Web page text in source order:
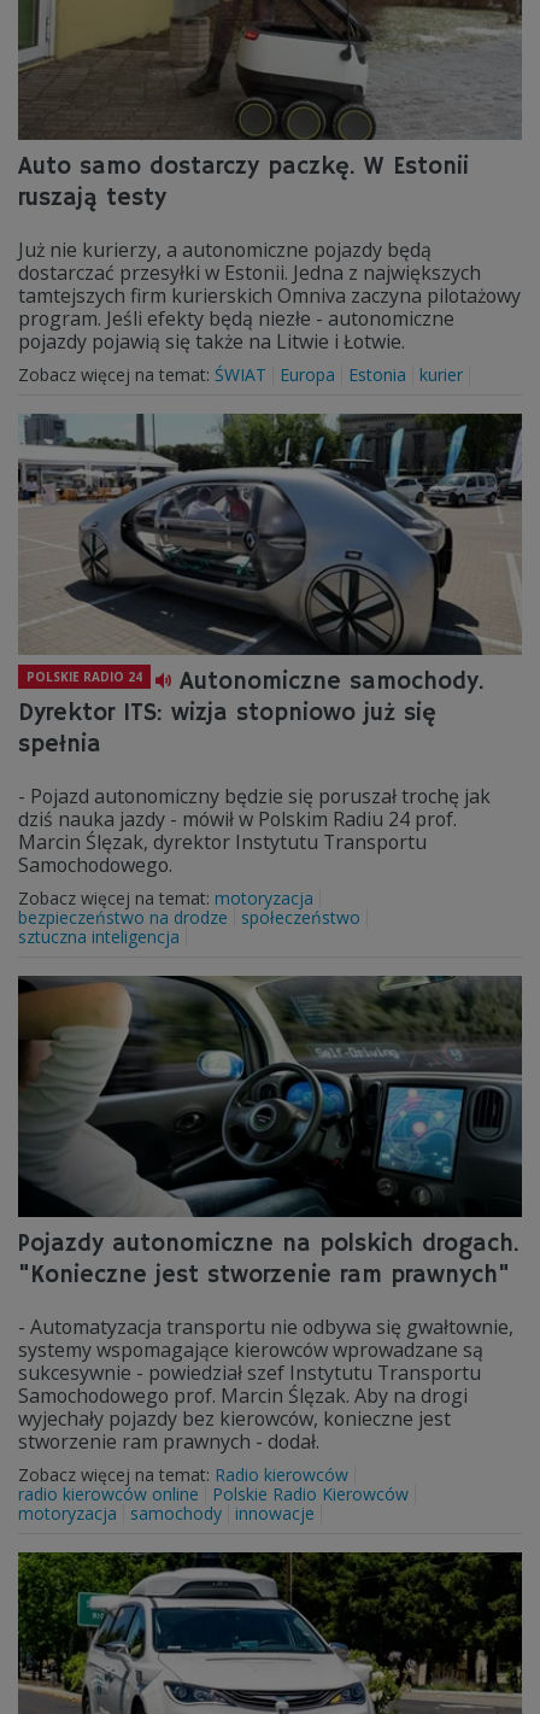
Auto samo dostarczy paczkę. W Estonii
ruszają testy
Już nie kurierzy, a autonomiczne pojazdy będą
dostarczać przesyłki w Estonii. Jedna z największych
tamtejszych firm kurierskich Omniva zaczyna pilotażowy
program. Jeśli efekty będą niezłe - autonomiczne
pojazdy pojawią się także na Litwie i Łotwie.
Zobacz więcej na temat: ŚWIAT Europa Estonia kurier
POLSKIE RADIO 24
Autonomiczne samochody.
Dyrektor ITS: wizja stopniowo już się
spełnia
- Pojazd autonomiczny będzie się poruszał trochę jak
dziś nauka jazdy - mówił w Polskim Radiu 24 prof.
Marcin Ślęzak, dyrektor Instytutu Transportu
Samochodowego.
Zobacz więcej na temat: motoryzacja
bezpieczeństwo na drodze
społeczeństwo
sztuczna inteligencja
Pojazdy autonomiczne na polskich drogach.
"Konieczne jest stworzenie ram prawnych"
- Automatyzacja transportu nie odbywa się gwałtownie,
systemy wspomagające kierowców wprowadzane są
sukcesywnie - powiedział szef Instytutu Transportu
Samochodowego prof. Marcin Ślęzak. Aby na drogi
wyjechały pojazdy bez kierowców, konieczne jest
stworzenie ram prawnych - dodał.
Zobacz więcej na temat: Radio kierowców
radio kierowców online
Polskie Radio Kierowców
motoryzacja
samochody innowacje